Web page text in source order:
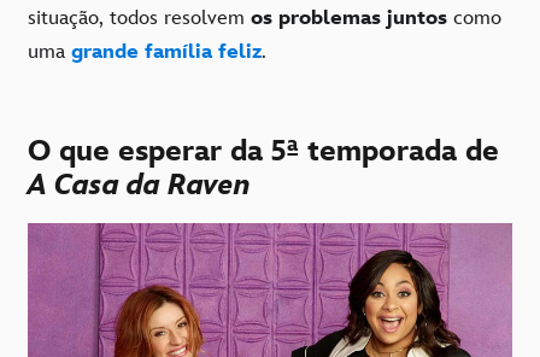
situação, todos resolvem os problemas juntos como
uma grande família feliz.
O que esperar da 5ª temporada de
A Casa da Raven